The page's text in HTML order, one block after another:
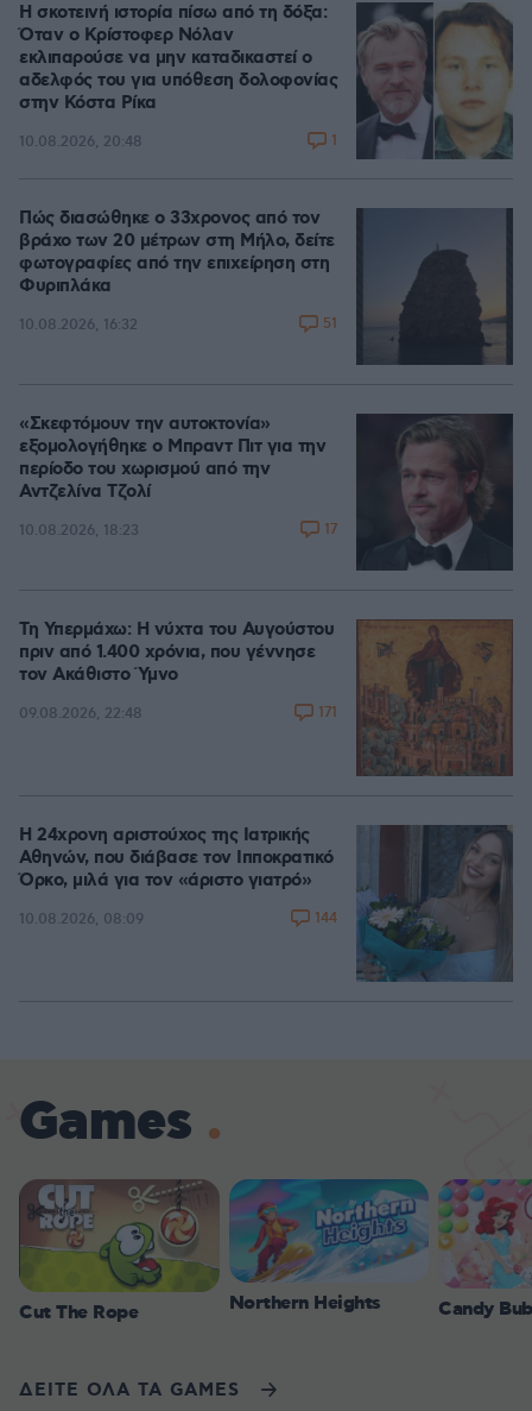
Η σκοτεινή ιστορία πίσω από τη δόξα:
Όταν ο Κρίστοφερ Νόλαν
εκλιπαρούσε να μην καταδικαστεί ο
αδελφός του για υπόθεση δολοφονίας
στην Κόστα Ρίκα
10.08.2026, 20:48 1
Πώς διασώθηκε ο 33χρονος από τον
βράχο των 20 μέτρων στη Μήλο, δείτε
φωτογραφίες από την επιχείρηση στη
Φυριπλάκα
10.08.2026, 16:32 51
«Σκεφτόμουν την αυτοκτονία»
εξομολογήθηκε ο Μπραντ Πιτ για την
περίοδο του χωρισμού από την
Αντζελίνα Τζολί
10.08.2026, 18:23 17
Τη Υπερμάχω: Η νύχτα του Αυγούστου
πριν από 1.400 χρόνια, που γέννησε
τον Ακάθιστο Ύμνο
09.08.2026, 22:48 171
Η 24χρονη αριστούχος της Ιατρικής
Αθηνών, που διάβασε τον Ιπποκρατικό
Όρκο, μιλά για τον «άριστο γιατρό»
10.08.2026, 08:09 144
Games
Cut The Rope Northern Heights Candy
ΔΕΙΤΕ ΟΛΑ ΤΑ GAMES